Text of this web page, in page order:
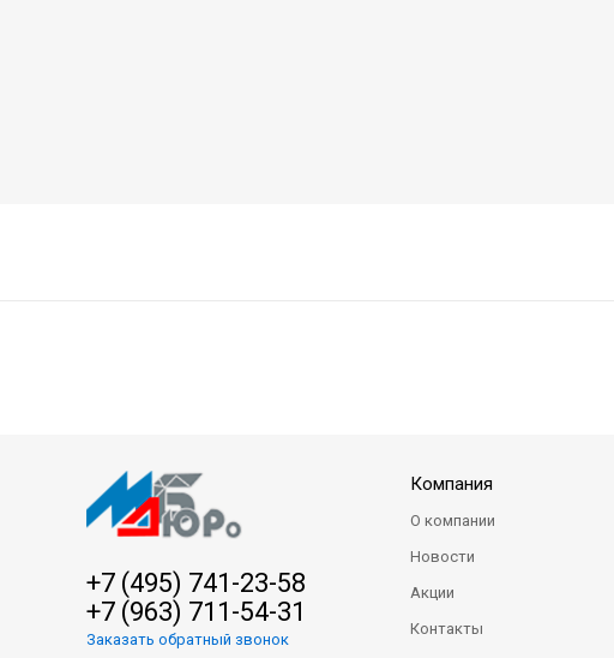
+7 (495) 741-23-58
+7 (963) 711-54-31
Заказать обратный звонок
Компания
О компании
Новости
Акции
Контакты